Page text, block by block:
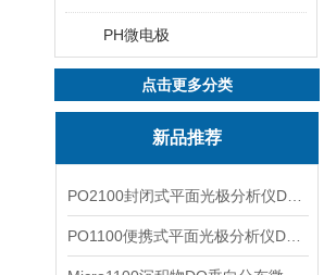
PH微电极
点击更多分类
新品推荐